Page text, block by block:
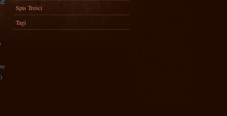
Spis Treści
Tagi